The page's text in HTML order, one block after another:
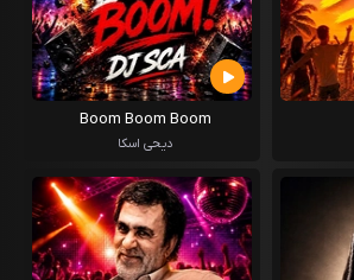
Boom Boom Boom
دیحی اسکا